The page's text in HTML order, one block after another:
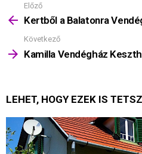
Mutass
többet
Előző
Kertből a Balatonra
Következő
Kamilla Vendégház
LEHET, HOGY EZEK IS